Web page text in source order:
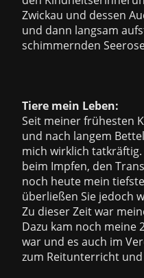
Zwickau und dessen
und dann langsam
schimmernden
Tiere mein Leben:
Seit meiner frühesten
und nach langem
mich wirklich
beim Impfen, den
noch heute mein
überließen Sie jedoch
Zu dieser Zeit war
Dazu kam noch meine
war und es auch im
zum Reitunterricht